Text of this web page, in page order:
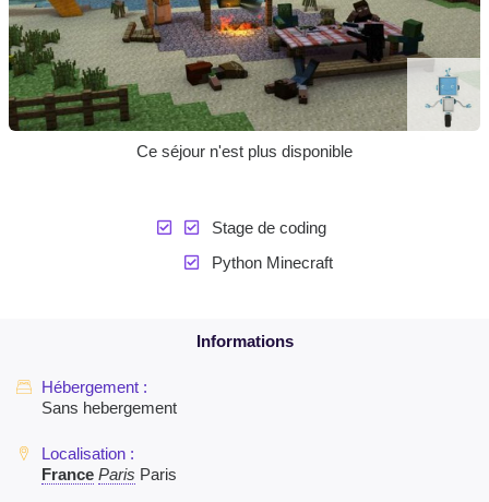
Ce séjour n'est plus disponible
Stage de coding
Python Minecraft
Sans hebergement
France Paris Paris